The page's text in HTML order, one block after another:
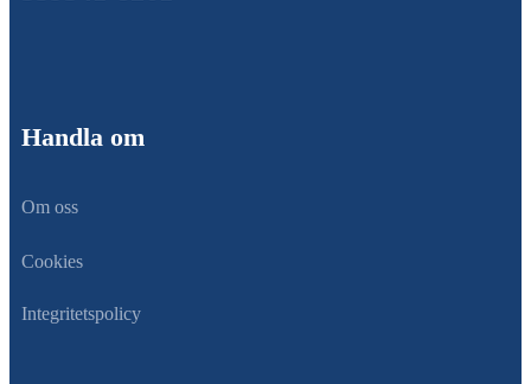
Handla om
Om oss
Cookies
Integritetspolicy